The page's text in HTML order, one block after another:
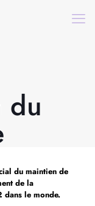
du
du maintien de
de la
dans le monde.